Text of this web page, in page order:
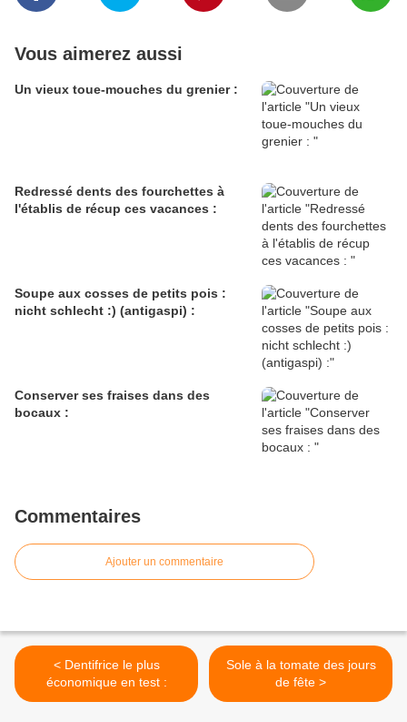
Vous aimerez aussi
Un vieux toue-mouches du grenier :
Redressé dents des fourchettes à
l'établis de récup ces vacances :
Soupe aux cosses de petits pois :
nicht schlecht :) (antigaspi) :
Conserver ses fraises dans des
bocaux :
Commentaires
Ajouter un commentaire
< Dentifrice le plus
économique en test :
Sole à la tomate des jours
de fête >